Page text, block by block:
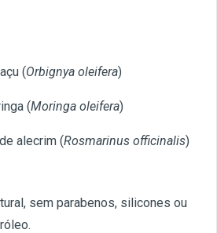
(Orbignya oleifera)
(Moringa oleifera)
alecrim (Rosmarinus officinalis)
sem parabenos, silicones ou